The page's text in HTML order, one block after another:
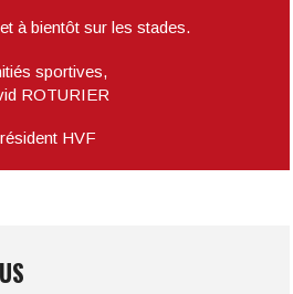
à bientôt sur les stades.
sportives,
ROTURIER
HVF